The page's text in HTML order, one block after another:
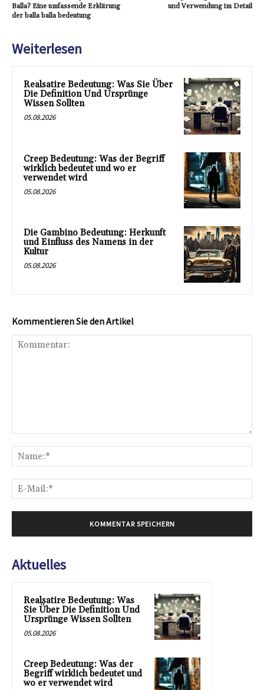
Balla? Eine umfassende Erklärung
der balla balla bedeutung
und Verwendung im Detail
Weiterlesen
Realsatire Bedeutung: Was Sie Über
Die Definition Und Ursprünge
Wissen Sollten
05.08.2026
Creep Bedeutung: Was der Begriff
wirklich bedeutet und wo er
verwendet wird
05.08.2026
Die Gambino Bedeutung: Herkunft
und Einfluss des Namens in der
Kultur
05.08.2026
Kommentieren Sie den Artikel
Aktuelles
Realsatire Bedeutung: Was
Sie Über Die Definition Und
Ursprünge Wissen Sollten
05.08.2026
Creep Bedeutung: Was der
Begriff wirklich bedeutet und
wo er verwendet wird